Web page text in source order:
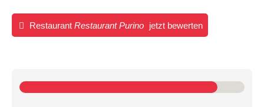
Restaurant Restaurant Purino jetzt bewerten